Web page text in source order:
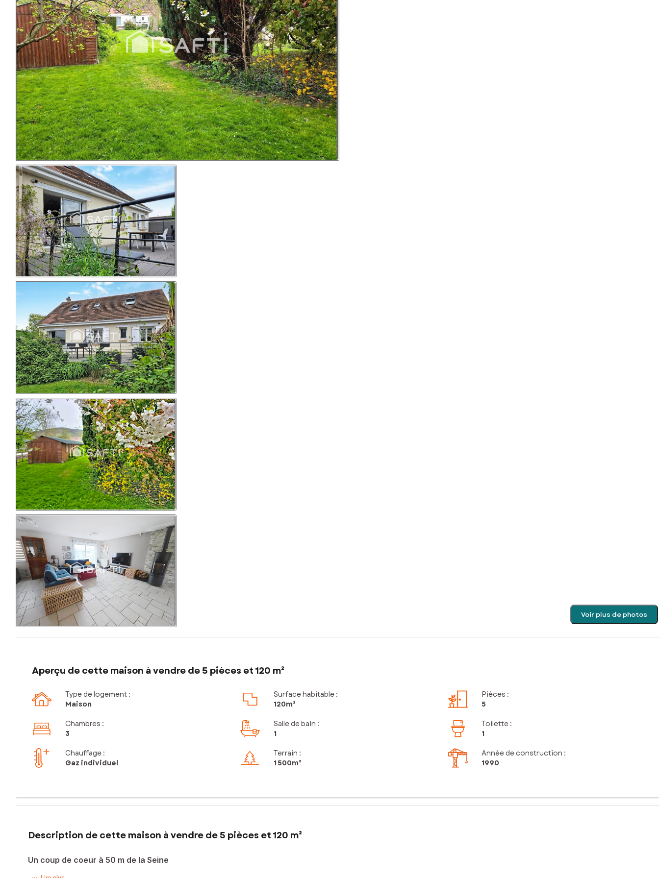
Voir plus de photos
Aperçu de cette maison à vendre de 5 pièces et 120 m²
Type de logement :
Maison
Surface habitable :
120m²
Pièces :
5
Chambres :
3
Salle de bain :
1
Toilette :
1
Chauffage :
Gaz individuel
Terrain :
1 500m²
Année de construction :
1990
Description de cette maison à vendre de 5 pièces et 120 m²
Un coup de coeur à 50 m de la Seine